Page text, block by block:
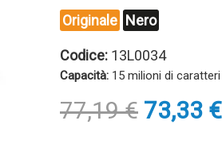
Originale Nero
Codice: 13L0034
Capacità: 15 milioni di caratteri
77,19€ Il
prezzo
73,33 €Il